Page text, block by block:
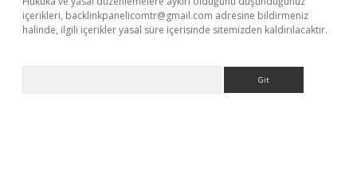
içerikleri, backlinkpanelicomtr@gmail.com adresine bildirmeniz
halinde, ilgili içerikler yasal süre içerisinde sitemizden kaldırılacaktır.